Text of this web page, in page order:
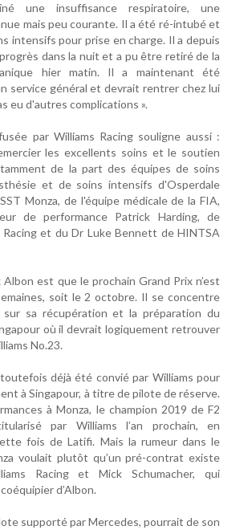
une insuffisance respiratoire, une
mais peu courante. Il a été ré-intubé et
intensifs pour prise en charge. Il a depuis
dans la nuit et a pu être retiré de la
hier matin. Il a maintenant été
service général et devrait rentrer chez lui
eu d'autres complications ».
par Williams Racing souligne aussi :
les excellents soins et le soutien
de la part des équipes de soins
et de soins intensifs d'Osperdale
Monza, de l'équipe médicale de la FIA,
de performance Patrick Harding, de
Racing et du Dr Luke Bennett de HINTSA
Albon est que le prochain Grand Prix n’est
soit le 2 octobre. Il se concentre
sur sa récupération et la préparation du
où il devrait logiquement retrouver
No.23.
déjà été convié par Williams pour
à Singapour, à titre de pilote de réserve.
à Monza, le champion 2019 de F2
par Williams l’an prochain, en
fois de Latifi. Mais la rumeur dans le
voulait plutôt qu’un pré-contrat existe
Racing et Mick Schumacher, qui
d’Albon.
supporté par Mercedes, pourrait de son